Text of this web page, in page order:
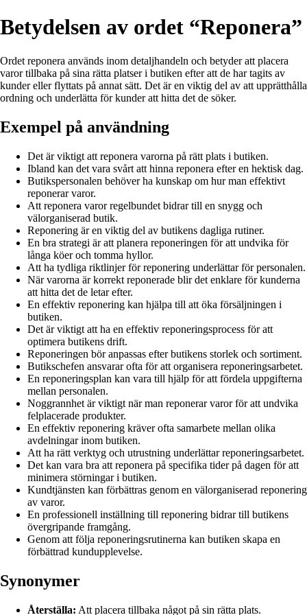
Betydelsen av ordet “Reponera”
Ordet reponera används inom detaljhandeln och betyder att placera
varor tillbaka på sina rätta platser i butiken efter att de har tagits av
kunder eller flyttats på annat sätt. Det är en viktig del av att upprätthålla
ordning och underlätta för kunder att hitta det de söker.
Exempel på användning
Det är viktigt att reponera varorna på rätt plats i butiken.
Ibland kan det vara svårt att hinna reponera efter en hektisk dag.
Butikspersonalen behöver ha kunskap om hur man effektivt
reponerar varor.
Att reponera varor regelbundet bidrar till en snygg och
välorganiserad butik.
Reponering är en viktig del av butikens dagliga rutiner.
En bra strategi är att planera reponeringen för att undvika för
långa köer och tomma hyllor.
Att ha tydliga riktlinjer för reponering underlättar för personalen.
När varorna är korrekt reponerade blir det enklare för kunderna
att hitta det de letar efter.
En effektiv reponering kan hjälpa till att öka försäljningen i
butiken.
Det är viktigt att ha en effektiv reponeringsprocess för att
optimera butikens drift.
Reponeringen bör anpassas efter butikens storlek och sortiment.
Butikschefen ansvarar ofta för att organisera reponeringsarbetet.
En reponeringsplan kan vara till hjälp för att fördela uppgifterna
mellan personalen.
Noggrannhet är viktigt när man reponerar varor för att undvika
felplacerade produkter.
En effektiv reponering kräver ofta samarbete mellan olika
avdelningar inom butiken.
Att ha rätt verktyg och utrustning underlättar reponeringsarbetet.
Det kan vara bra att reponera på specifika tider på dagen för att
minimera störningar i butiken.
Kundtjänsten kan förbättras genom en välorganiserad reponering
av varor.
En professionell inställning till reponering bidrar till butikens
övergripande framgång.
Genom att följa reponeringsrutinerna kan butiken skapa en
förbättrad kundupplevelse.
Synonymer
Återställa: Att placera tillbaka något på sin rätta plats.